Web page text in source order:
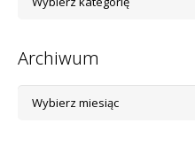
kategorii
Archiwum